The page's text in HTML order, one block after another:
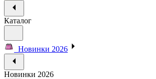
Каталог
Новинки 2026
Новинки 2026